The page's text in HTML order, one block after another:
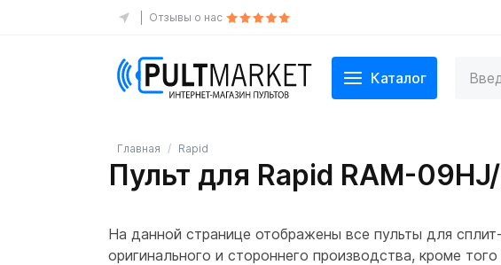
Отзывы о нас
Каталог
Главная Rapid
Пульт для Rapid RAM-
На данной странице отображены все пульты для
оригинального и стороннего производства, кроме